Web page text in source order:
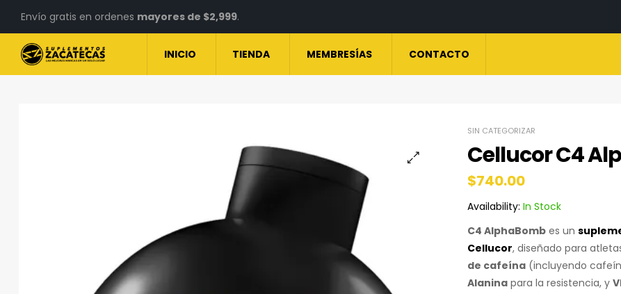
Envío gratis en ordenes mayores de $2,999.
INICIO TIENDA MEMBRESÍAS CONTACTO
SIN CATEGORIZAR
Cellucor C4
$740.00
Availability: In Stock
C4 AlphaBomb es un
Cellucor, diseñado para
de cafeína (incluyendo
Alanina para la resistencia, y